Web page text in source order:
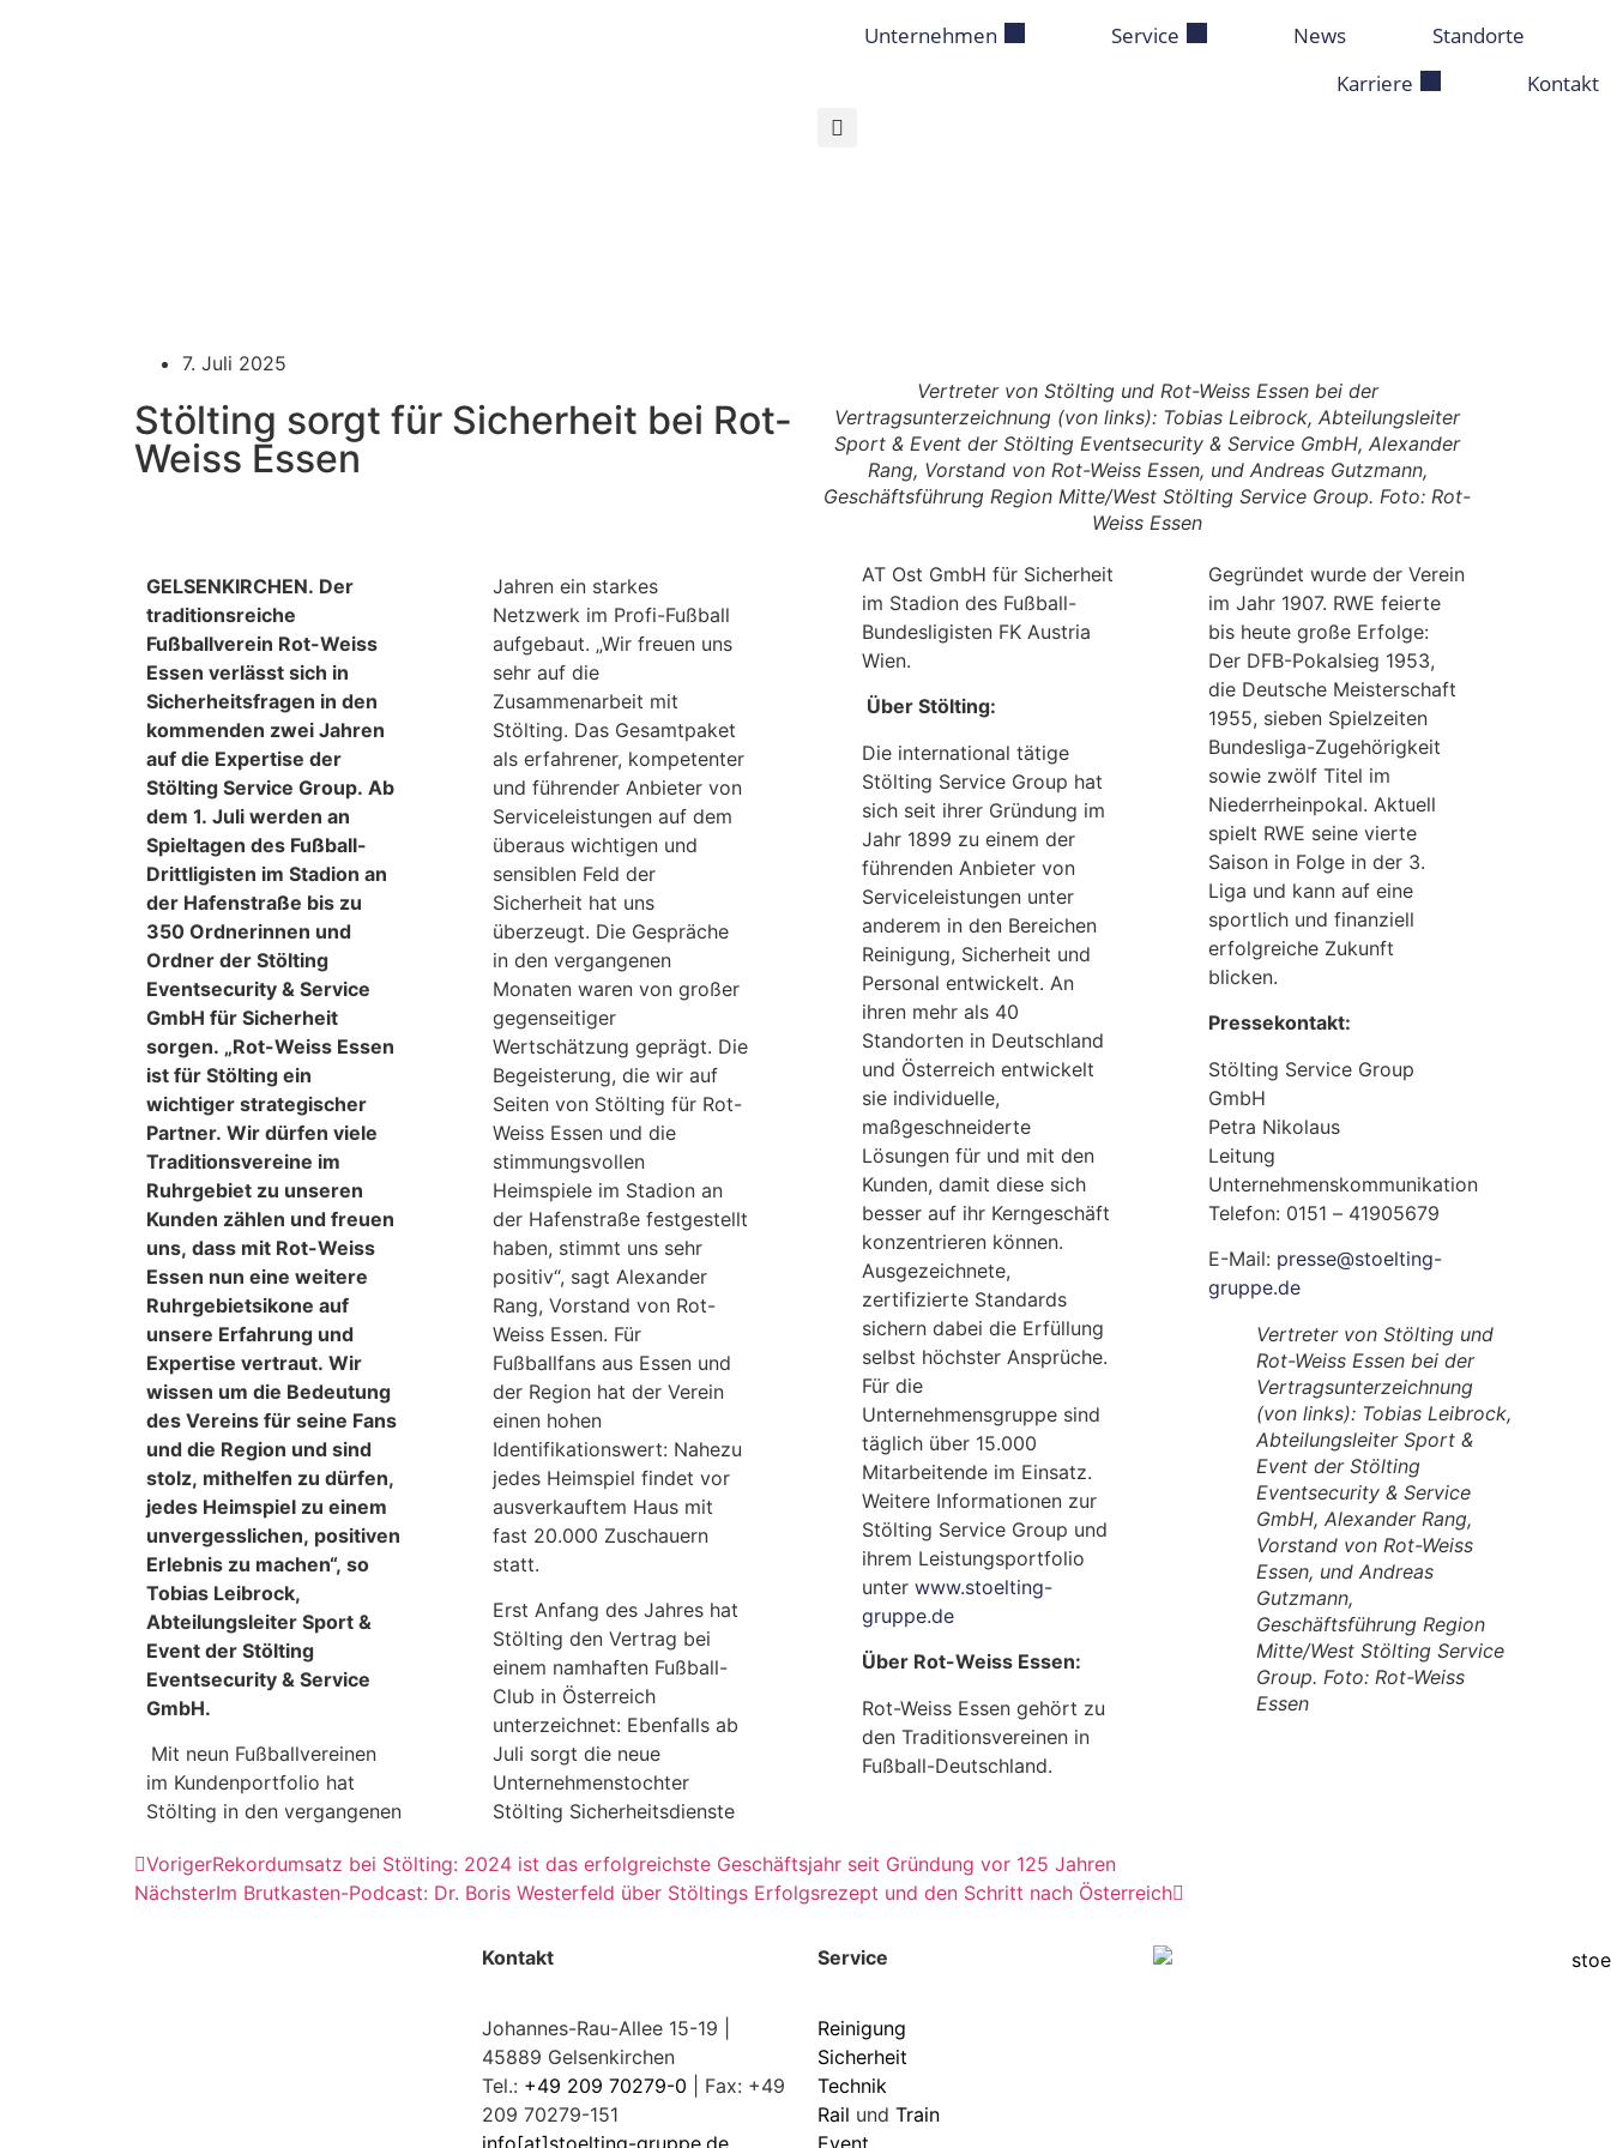
Unternehmen Service News
Standorte
Karriere
Kontakt
7. Juli 2025
Stölting sorgt für Sicherheit bei Rot-
Weiss Essen
Vertreter von Stölting und Rot-Weiss Essen bei der
Vertragsunterzeichnung (von links): Tobias Leibrock, Abteilungsleiter
Sport & Event der Stölting Eventsecurity & Service GmbH, Alexander
Rang, Vorstand von Rot-Weiss Essen, und Andreas Gutzmann,
Geschäftsführung Region Mitte/West Stölting Service Group. Foto: Rot-
Weiss Essen
GELSENKIRCHEN. Der
traditionsreiche
Fußballverein Rot-Weiss
Essen verlässt sich in
Sicherheitsfragen in den
kommenden zwei Jahren
auf die Expertise der
Stölting Service Group. Ab
dem 1. Juli werden an
Spieltagen des Fußball-
Drittligisten im Stadion an
der Hafenstraße bis zu
350 Ordnerinnen und
Ordner der Stölting
Eventsecurity & Service
GmbH für Sicherheit
sorgen. „Rot-Weiss Essen
ist für Stölting ein
wichtiger strategischer
Partner. Wir dürfen viele
Traditionsvereine im
Ruhrgebiet zu unseren
Kunden zählen und freuen
uns, dass mit Rot-Weiss
Essen nun eine weitere
Ruhrgebietsikone auf
unsere Erfahrung und
Expertise vertraut. Wir
wissen um die Bedeutung
des Vereins für seine Fans
und die Region und sind
stolz, mithelfen zu dürfen,
jedes Heimspiel zu einem
unvergesslichen, positiven
Erlebnis zu machen“, so
Tobias Leibrock,
Abteilungsleiter Sport &
Event der Stölting
Eventsecurity & Service
GmbH.
Mit neun Fußballvereinen
im Kundenportfolio hat
Stölting in den vergangenen
Jahren ein starkes
Netzwerk im Profi-Fußball
aufgebaut. „Wir freuen uns
sehr auf die
Zusammenarbeit mit
Stölting. Das Gesamtpaket
als erfahrener, kompetenter
und führender Anbieter von
Serviceleistungen auf dem
überaus wichtigen und
sensiblen Feld der
Sicherheit hat uns
überzeugt. Die Gespräche
in den vergangenen
Monaten waren von großer
gegenseitiger
Wertschätzung geprägt. Die
Begeisterung, die wir auf
Seiten von Stölting für Rot-
Weiss Essen und die
stimmungsvollen
Heimspiele im Stadion an
der Hafenstraße festgestellt
haben, stimmt uns sehr
positiv“, sagt Alexander
Rang, Vorstand von Rot-
Weiss Essen. Für
Fußballfans aus Essen und
der Region hat der Verein
einen hohen
Identifikationswert: Nahezu
jedes Heimspiel findet vor
ausverkauftem Haus mit
fast 20.000 Zuschauern
statt.
Erst Anfang des Jahres hat
Stölting den Vertrag bei
einem namhaften Fußball-
Club in Österreich
unterzeichnet: Ebenfalls ab
Juli sorgt die neue
Unternehmenstochter
Stölting Sicherheitsdienste
AT Ost GmbH für Sicherheit
im Stadion des Fußball-
Bundesligisten FK Austria
Wien.
Über Stölting:
Die international tätige
Stölting Service Group hat
sich seit ihrer Gründung im
Jahr 1899 zu einem der
führenden Anbieter von
Serviceleistungen unter
anderem in den Bereichen
Reinigung, Sicherheit und
Personal entwickelt. An
ihren mehr als 40
Standorten in Deutschland
und Österreich entwickelt
sie individuelle,
maßgeschneiderte
Lösungen für und mit den
Kunden, damit diese sich
besser auf ihr Kerngeschäft
konzentrieren können.
Ausgezeichnete,
zertifizierte Standards
sichern dabei die Erfüllung
selbst höchster Ansprüche.
Für die
Unternehmensgruppe sind
täglich über 15.000
Mitarbeitende im Einsatz.
Weitere Informationen zur
Stölting Service Group und
ihrem Leistungsportfolio
unter www.stoelting-
gruppe.de
Über Rot-Weiss Essen:
Rot-Weiss Essen gehört zu
den Traditionsvereinen in
Fußball-Deutschland.
Gegründet wurde der Verein
im Jahr 1907. RWE feierte
bis heute große Erfolge:
Der DFB-Pokalsieg 1953,
die Deutsche Meisterschaft
1955, sieben Spielzeiten
Bundesliga-Zugehörigkeit
sowie zwölf Titel im
Niederrheinpokal. Aktuell
spielt RWE seine vierte
Saison in Folge in der 3.
Liga und kann auf eine
sportlich und finanziell
erfolgreiche Zukunft
blicken.
Pressekontakt:
Stölting Service Group
GmbH
Petra Nikolaus
Leitung
Unternehmenskommunikation
Telefon: 0151 – 41905679
E-Mail: presse@stoelting-
gruppe.de
Vertreter von Stölting und
Rot-Weiss Essen bei der
Vertragsunterzeichnung
(von links): Tobias Leibrock,
Abteilungsleiter Sport &
Event der Stölting
Eventsecurity & Service
GmbH, Alexander Rang,
Vorstand von Rot-Weiss
Essen, und Andreas
Gutzmann,
Geschäftsführung Region
Mitte/West Stölting Service
Group. Foto: Rot-Weiss
Essen
VorigerRekordumsatz bei Stölting: 2024 ist das erfolgreichste Geschäftsjahr seit Gründung vor 125 Jahren
NächsterIm Brutkasten-Podcast: Dr. Boris Westerfeld über Stöltings Erfolgsrezept und den Schritt nach Österreich
Kontakt
Johannes-Rau-Allee 15-19 |
45889 Gelsenkirchen
Tel.: +49 209 70279-0 | Fax: +49
209 70279-151
info[at]stoelting-gruppe.de
Service
Reinigung
Sicherheit
Technik
Rail und Train
Event